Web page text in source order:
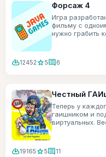
Форсаж 4
Игра
фильму с
нужно грабить
cloud_download12452 star5comment6
Честный
Теперь у
гаишником и
виртуальных.
cloud_download19165 star5comment11